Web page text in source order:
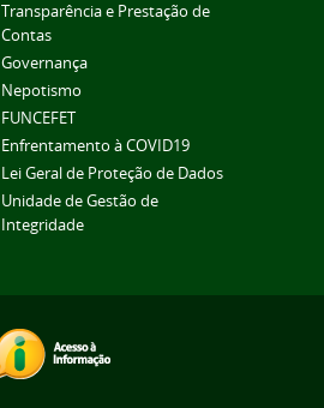
Transparência e Prestação de
Contas
Governança
Nepotismo
FUNCEFET
Enfrentamento à COVID19
Lei Geral de Proteção de Dados
Unidade de Gestão de
Integridade